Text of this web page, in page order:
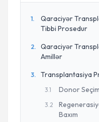
1.
Qaraciyər
Tibbi Prosedur
2.
Qaraciyər
Amillər
3. Transplantasiya
3.1 Donor
3.2
Baxım